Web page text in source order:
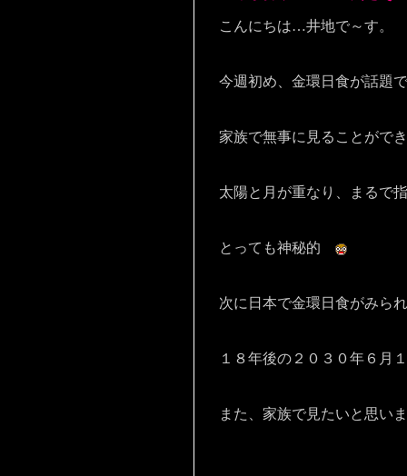
こんにちは…井地で～す。
今週初め、金環日食が話題
家族で無事に見ることがで
太陽と月が重なり、まるで
とっても神秘的
次に日本で金環日食がみら
１８年後の２０３０年６月
また、家族で見たいと思い